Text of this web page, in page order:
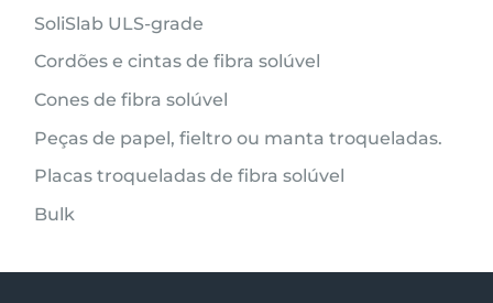
SoliSlab ULS-grade
Cordões e cintas de fibra solúvel
Cones de fibra solúvel
Peças de papel, fieltro ou manta troqueladas.
Placas troqueladas de fibra solúvel
Bulk